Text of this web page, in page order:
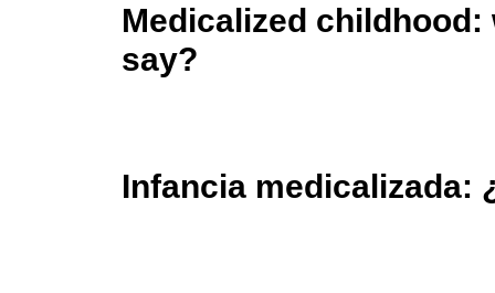
Medicalized
say?
Infancia medicalizada: